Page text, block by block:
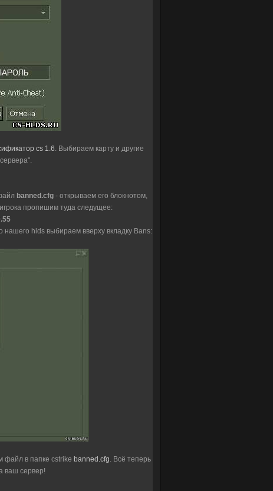
cs 1.6. Выбираем карту и другие
banned.cfg - открываем его блокнотом,
пропишим туда следущее:
нашего hlds выбираем вверху вкладку Bans:
файл в папке cstrike banned.cfg. Всё теперь
ваш сервер!